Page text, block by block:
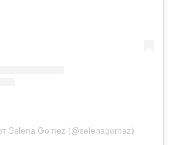
Selena Gomez (@selenagomez)